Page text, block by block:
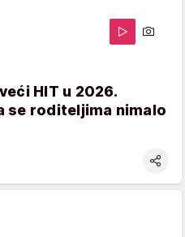
HIT u 2026.
se roditeljima nimalo